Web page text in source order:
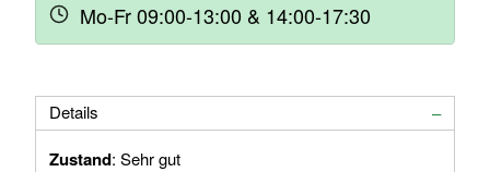
Mo-Fr 09:00-13:00 & 14:00-17:30
Details
Zustand: Sehr gut